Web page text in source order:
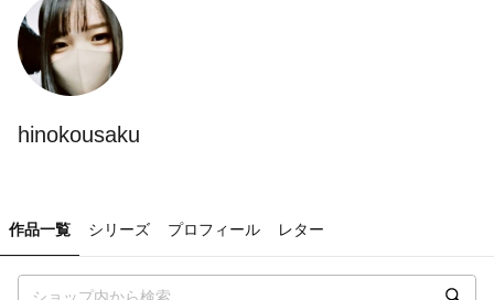
hinokousaku
作品一覧 シリーズ プロフィール レター